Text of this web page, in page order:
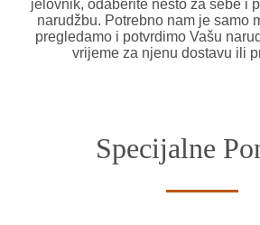
jelovnik, odaberite nešto za sebe i
narudžbu. Potrebno nam je samo
pregledamo i potvrdimo Vašu
vrijeme za njenu dostavu ili
Specijalne